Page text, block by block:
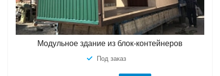
Модульное здание из блок-контейнеров
Под заказ